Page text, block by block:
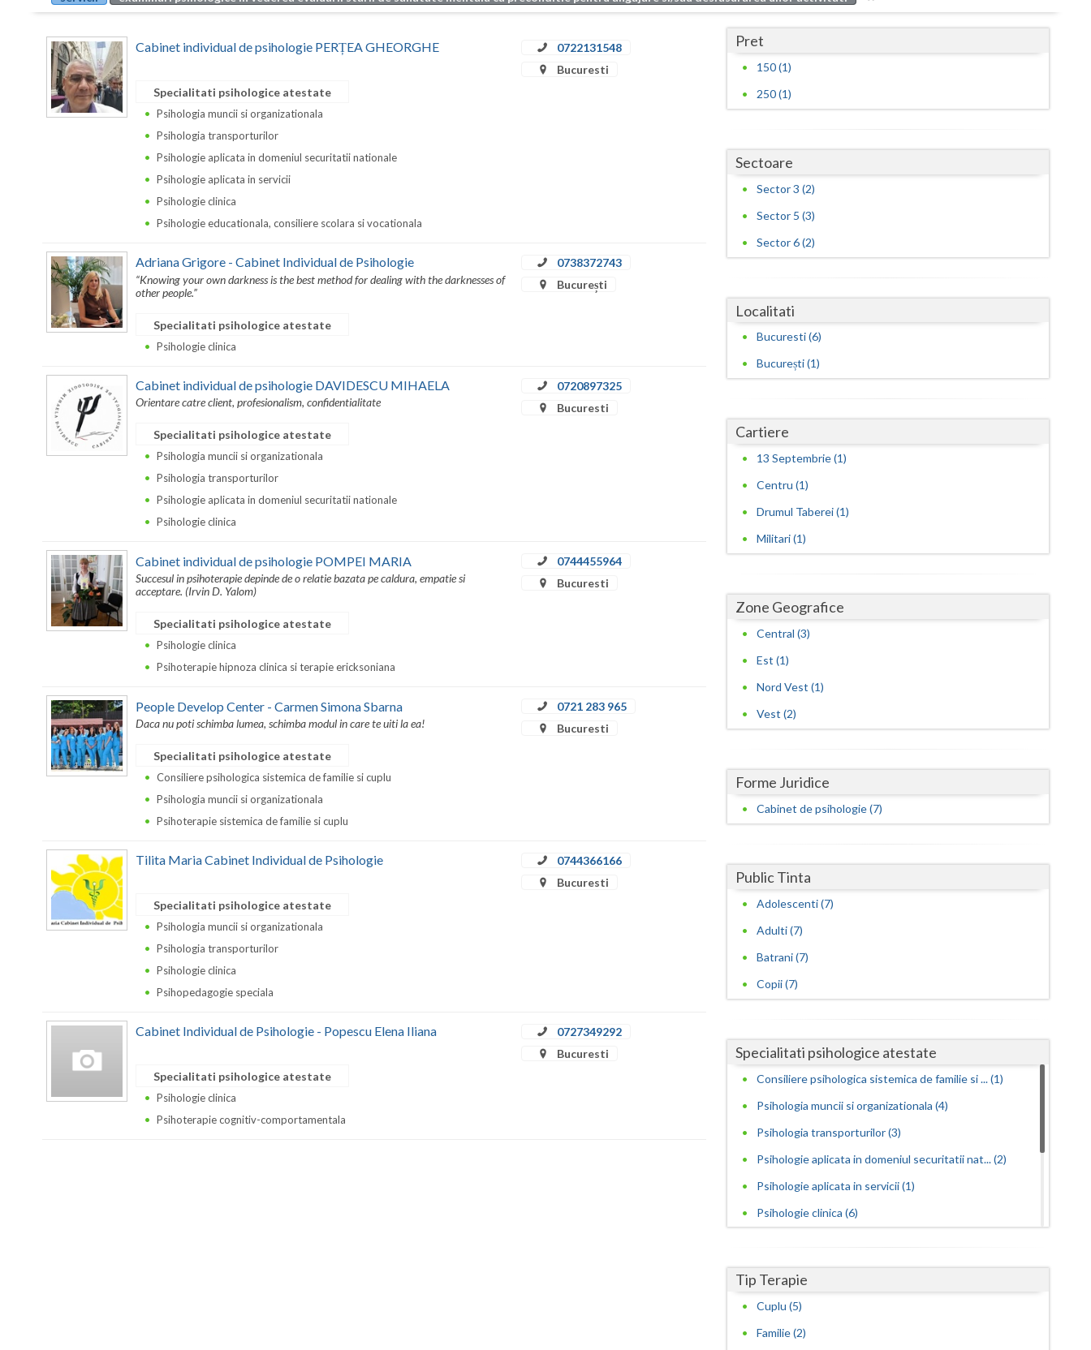
Buzau
Cluj
Giurgiu
Iasi
Mures
Suceava
Cabinet individual de psihologie PERȚEA GHEORGHE
0722131548
Bucuresti
Specialitati psihologice atestate
Psihologia muncii si organizationala
Psihologia transporturilor
Psihologie aplicata in domeniul securitatii nationale
Psihologie aplicata in servicii
Psihologie clinica
Psihologie educationala, consiliere scolara si vocationala
Adriana Grigore - Cabinet Individual de Psihologie
“Knowing your own darkness is the best method for dealing with the darknesses of
other people.”
0738372743
București
Specialitati psihologice atestate
Psihologie clinica
Cabinet individual de psihologie DAVIDESCU MIHAELA
Orientare catre client, profesionalism, confidentialitate
0720897325
Bucuresti
Specialitati psihologice atestate
Psihologia muncii si organizationala
Psihologia transporturilor
Psihologie aplicata in domeniul securitatii nationale
Psihologie clinica
Cabinet individual de psihologie POMPEI MARIA
Succesul in psihoterapie depinde de o relatie bazata pe caldura, empatie si
acceptare. (Irvin D. Yalom)
0744455964
Bucuresti
Specialitati psihologice atestate
Psihologie clinica
Psihoterapie hipnoza clinica si terapie ericksoniana
People Develop Center - Carmen Simona Sbarna
Daca nu poti schimba lumea, schimba modul in care te uiti la ea!
0721 283 965
Bucuresti
Specialitati psihologice atestate
Consiliere psihologica sistemica de familie si cuplu
Psihologia muncii si organizationala
Psihoterapie sistemica de familie si cuplu
Tilita Maria Cabinet Individual de Psihologie
0744366166
Bucuresti
Specialitati psihologice atestate
Psihologia muncii si organizationala
Psihologia transporturilor
Psihologie clinica
Psihopedagogie speciala
Cabinet Individual de Psihologie - Popescu Elena Iliana
0727349292
Bucuresti
Specialitati psihologice atestate
Psihologie clinica
Psihoterapie cognitiv-comportamentala
Pret
150 (1)
250 (1)
Sectoare
Sector 3 (2)
Sector 5 (3)
Sector 6 (2)
Localitati
Bucuresti (6)
București (1)
Cartiere
13 Septembrie (1)
Centru (1)
Drumul Taberei (1)
Militari (1)
Zone Geografice
Central (3)
Est (1)
Nord Vest (1)
Vest (2)
Forme Juridice
Cabinet de psihologie (7)
Public Tinta
Adolescenti (7)
Adulti (7)
Batrani (7)
Copii (7)
Specialitati psihologice atestate
Consiliere psihologica sistemica de familie si ... (1)
Psihologia muncii si organizationala (4)
Psihologia transporturilor (3)
Psihologie aplicata in domeniul securitatii nat... (2)
Psihologie aplicata in servicii (1)
Psihologie clinica (6)
Psihopedagogie speciala (1)
Psihoterapie cognitiv-comportamentala (1)
Tip Terapie
Cuplu (5)
Familie (2)